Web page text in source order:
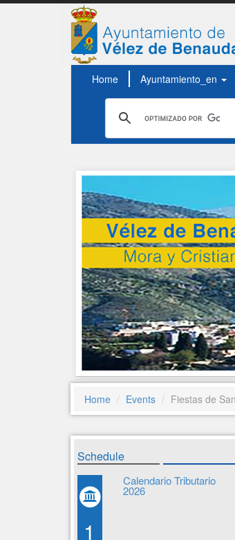
Home Ayuntamiento_en
Home Events Fiestas de
Schedule
1
Calendario Tributario
2026